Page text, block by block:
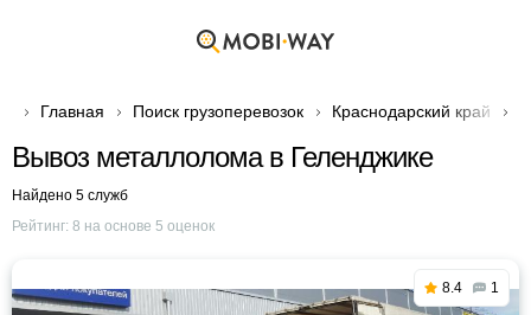
Главная Поиск грузоперевозок Краснодарский край
Вывоз металлолома в Геленджике
Найдено 5 служб
Рейтинг: 8 на основе 5 оценок
8.4 1